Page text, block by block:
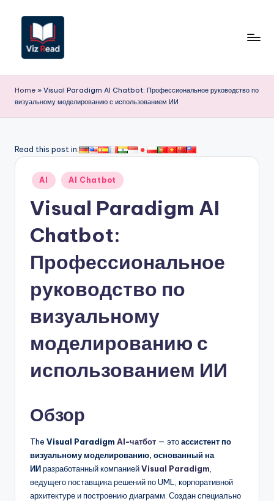
Перейти
содержимому
iz
R
a
si
w
Home » Visual Paradigm AI Chatbot: Профессиональное руководство по
визуальному моделированию с использованием ИИ
Read this post in:
Опубликовано
AI AI Chatbot
Visual Paradigm AI
Chatbot:
Профессиональное
руководство по
визуальному
моделированию с
использованием ИИ
Обзор
The Visual Paradigm AI-чатбот — этоассистент по
визуальному моделированию, основанный на
ИИразработанный компаниейVisual Paradigm
ведущего поставщика решений по UML, корпоративной
архитектуре и построению диаграмм. Создан специально